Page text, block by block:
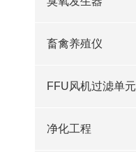
畜禽养殖仪
FFU风机过滤单元
净化工程